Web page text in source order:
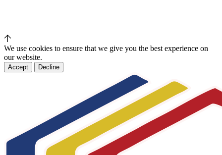
We use cookies to ensure that we give you the best experience on
our website.
Accept Decline